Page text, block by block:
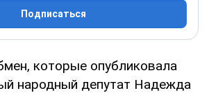
Подписаться
которые опубликовала
народный депутат Надежда